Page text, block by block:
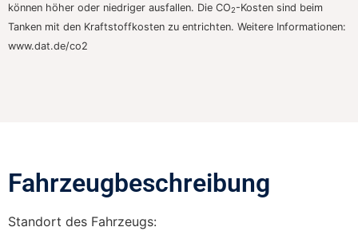
können höher oder niedriger ausfallen. Die CO2-Kosten sind beim
Tanken mit den Kraftstoffkosten zu entrichten. Weitere Informationen:
www.dat.de/co2
Fahrzeugbeschreibung​
Standort des Fahrzeugs: